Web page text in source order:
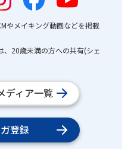
やメイキング動画などを掲載
20歳未満の方への共有(シェ
ディア一覧
登録